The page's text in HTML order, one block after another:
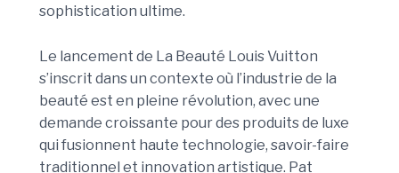
sophistication ultime.
Le lancement de La Beauté Louis Vuitton
s’inscrit dans un contexte où l’industrie de la
beauté est en pleine révolution, avec une
demande croissante pour des produits de luxe
qui fusionnent haute technologie, savoir-faire
traditionnel et innovation artistique. Pat